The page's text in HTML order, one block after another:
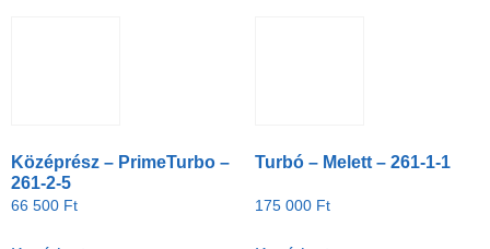
Középrész – PrimeTurbo –
261-2-5
66 500 Ft
Turbó – Melett – 261-1-1
175 000 Ft